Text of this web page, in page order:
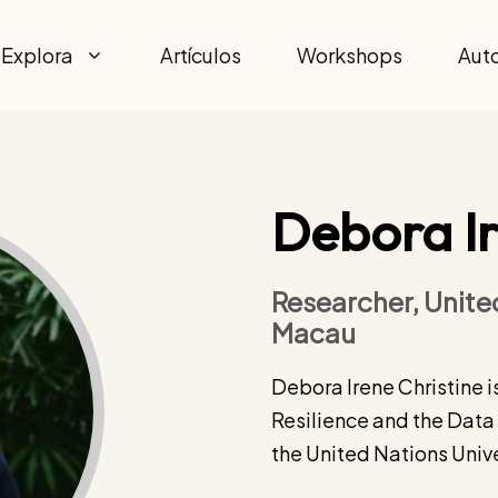
Explora Artículos Workshops
Debora
Researcher,
Macau
Debora Irene Christine
Resilience and the
the United Nations